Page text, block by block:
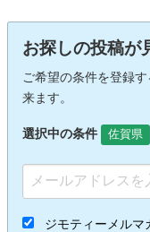
お探しの投稿が
ご希望の条件を登録
来ます。
選択中の条件 佐賀県
ジモティーメルマ